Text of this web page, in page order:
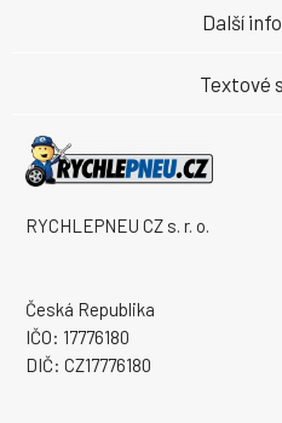
RYCHLEPNEU CZ s. r. o.
Česká Republika
IČO: 17776180
DIČ: CZ17776180
Další
Textové